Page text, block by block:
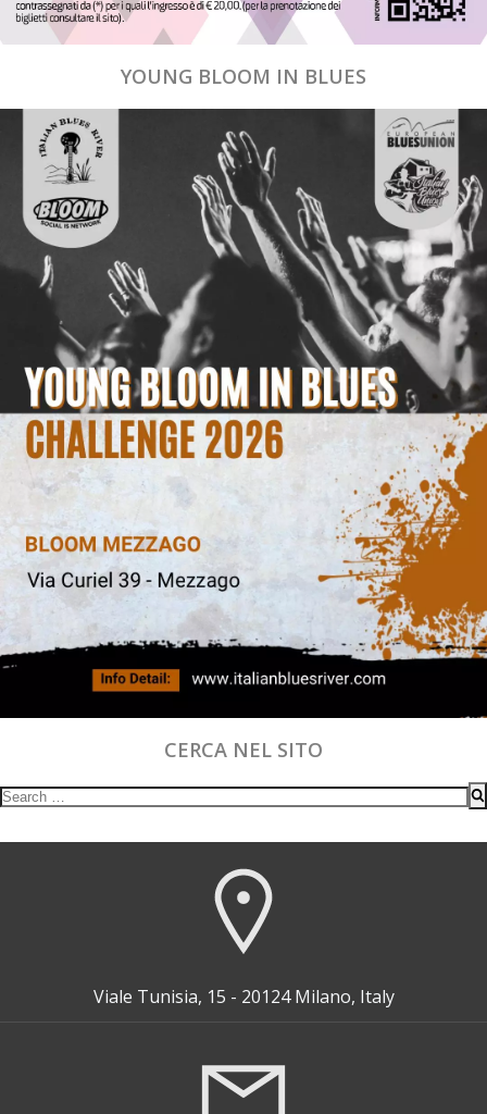
YOUNG BLOOM IN BLUES
CERCA NEL SITO
Search
Viale Tunisia, 15 - 20124 Milano, Italy